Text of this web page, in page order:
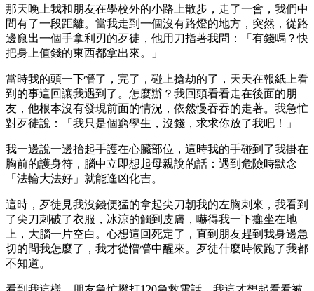
那天晚上我和朋友在學校外的小路上散步，走了一會，我們中
間有了一段距離。當我走到一個沒有路燈的地方，突然，從路
邊竄出一個手拿利刃的歹徒，他用刀指著我問：「有錢嗎？快
把身上值錢的東西都拿出來。」
當時我的頭一下懵了，完了，碰上搶劫的了，天天在報紙上看
到的事這回讓我遇到了。怎麼辦？我回頭看看走在後面的朋
友，他根本沒有發現前面的情況，依然慢吞吞的走著。我急忙
對歹徒說：「我只是個窮學生，沒錢，求求你放了我吧！」
我一邊說一邊抬起手護在心臟部位，這時我的手碰到了我掛在
胸前的護身符，腦中立即想起母親說的話：遇到危險時默念
「法輪大法好」就能逢凶化吉。
這時，歹徒見我沒錢便猛的拿起尖刀朝我的左胸刺來，我看到
了尖刀刺破了衣服，冰涼的觸到皮膚，嚇得我一下癱坐在地
上，大腦一片空白。心想這回死定了，直到朋友趕到我身邊急
切的問我怎麼了，我才從懵懵中醒來。歹徒什麼時候跑了我都
不知道。